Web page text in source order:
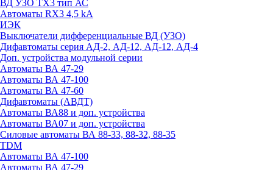
ВД УЗО TX3 тип АС
Автоматы RX3 4,5 kA
ИЭК
Выключатели дифференциальные ВД (УЗО)
Дифавтоматы серия АД-2, АД-12, АД-12, АД-4
Доп. устройства модульной серии
Автоматы ВА 47-29
Автоматы ВА 47-100
Автоматы ВА 47-60
Дифавтоматы (АВДТ)
Автоматы ВА88 и доп. устройства
Автоматы ВА07 и доп. устройства
Силовые автоматы ВА 88-33, 88-32, 88-35
TDM
Автоматы ВА 47-100
Автоматы ВА 47-29